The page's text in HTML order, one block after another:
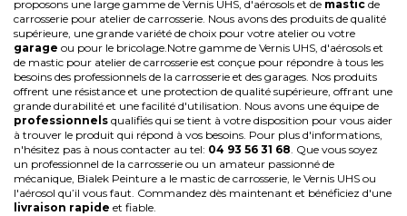
proposons une large gamme de Vernis UHS, d'aérosols et de mastic de
carrosserie pour atelier de carrosserie. Nous avons des produits de qualité
supérieure, une grande variété de choix pour votre atelier ou votre
garage ou pour le bricolage.Notre gamme de Vernis UHS, d'aérosols et
de mastic pour atelier de carrosserie est conçue pour répondre à tous les
besoins des professionnels de la carrosserie et des garages. Nos produits
offrent une résistance et une protection de qualité supérieure, offrant une
grande durabilité et une facilité d'utilisation. Nous avons une équipe de
professionnels qualifiés qui se tient à votre disposition pour vous aider
à trouver le produit qui répond à vos besoins. Pour plus d'informations,
n'hésitez pas à nous contacter au tel: 04 93 56 31 68. Que vous soyez
un professionnel de la carrosserie ou un amateur passionné de
mécanique, Bialek Peinture a le mastic de carrosserie, le Vernis UHS ou
l'aérosol qu’il vous faut. Commandez dès maintenant et bénéficiez d'une
livraison rapide et fiable.